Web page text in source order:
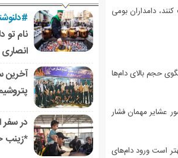
دامداران بومی
حجم بالای دام‌ها
عشایر مهمان فشار
است ورود دام‌های
نام تو
آخرین
در
*زینب